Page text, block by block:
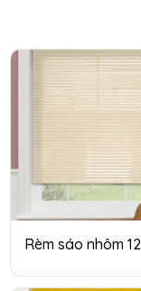
Rèm sáo nhôm 12